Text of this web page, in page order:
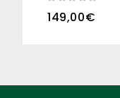
149,00€